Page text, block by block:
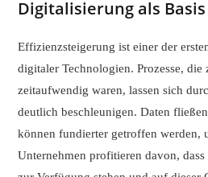
Digitalisierung als
Effizienzsteigerung ist einer der
digitaler Technologien. Prozesse,
zeitaufwendig waren, lassen sich
deutlich beschleunigen. Daten
können fundierter getroffen werden,
Unternehmen profitieren davon,